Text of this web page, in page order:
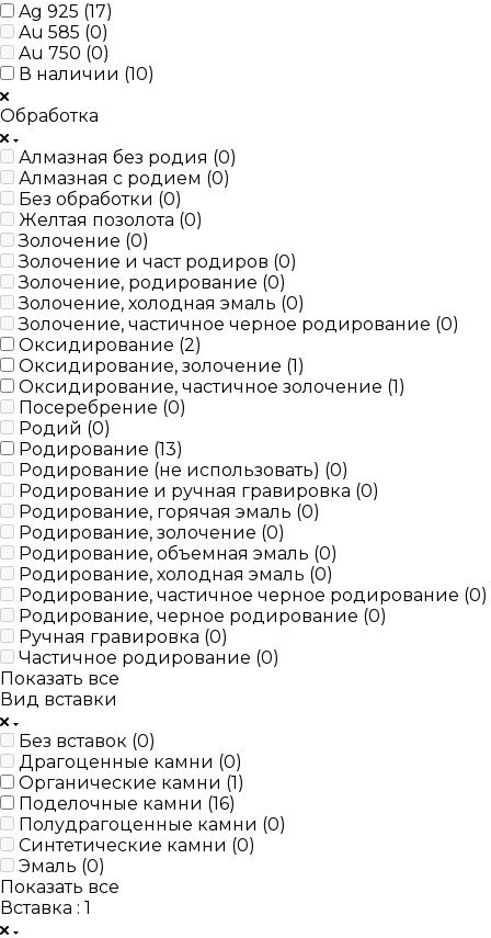
Ag 925 (17)
Au 585 (0)
Au 750 (0)
В наличии (10)
Обработка
Алмазная без родия (0)
Алмазная с родием (0)
Без обработки (0)
Желтая позолота (0)
Золочение (0)
Золочение и част родиров (0)
Золочение, родирование (0)
Золочение, холодная эмаль (0)
Золочение, частичное черное родирование (0)
Оксидирование (2)
Оксидирование, золочение (1)
Оксидирование, частичное золочение (1)
Посеребрение (0)
Родий (0)
Родирование (13)
Родирование (не использовать) (0)
Родирование и ручная гравировка (0)
Родирование, горячая эмаль (0)
Родирование, золочение (0)
Родирование, объемная эмаль (0)
Родирование, холодная эмаль (0)
Родирование, частичное черное родирование (0)
Родирование, черное родирование (0)
Ручная гравировка (0)
Частичное родирование (0)
Показать все
Вид вставки
Без вставок (0)
Драгоценные камни (0)
Органические камни (1)
Поделочные камни (16)
Полудрагоценные камни (0)
Синтетические камни (0)
Эмаль (0)
Показать все
Вставка : 1